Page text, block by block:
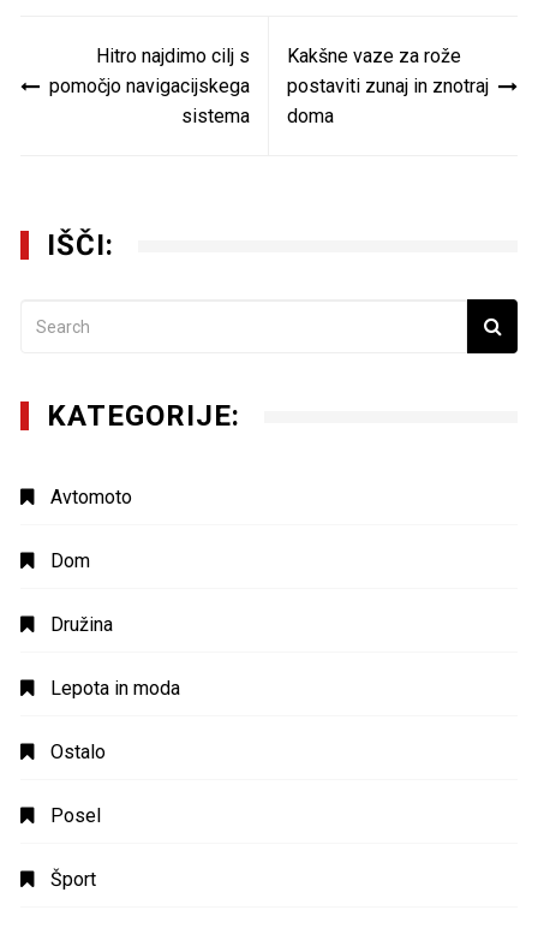
prispevkaHitro najdimo cilj s
pomočjo navigacijskega
sistema
Kakšne vaze za rože
postaviti zunaj in znotraj
doma
IŠČI:
KATEGORIJE:
Avtomoto
Dom
Družina
Lepota in moda
Ostalo
Posel
Šport